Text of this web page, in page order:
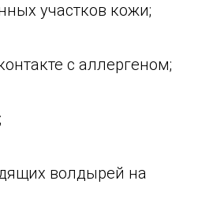
участков кожи;
с аллергеном;
волдырей на